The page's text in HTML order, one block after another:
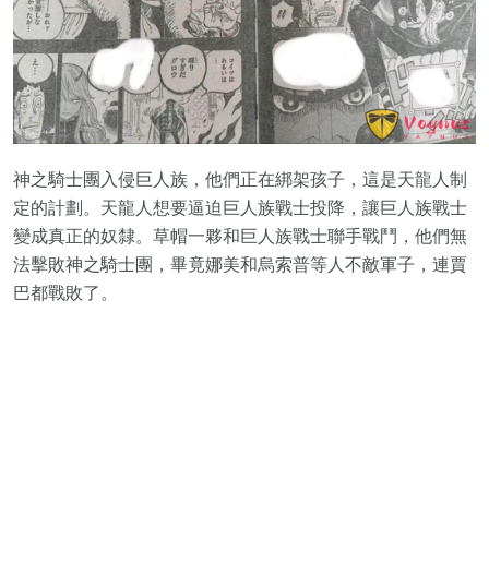
神之騎士團入侵巨人族，他們正在綁架孩子，這是天龍人制
定的計劃。天龍人想要逼迫巨人族戰士投降，讓巨人族戰士
變成真正的奴隸。草帽一夥和巨人族戰士聯手戰鬥，他們無
法擊敗神之騎士團，畢竟娜美和烏索普等人不敵軍子，連賈
巴都戰敗了。